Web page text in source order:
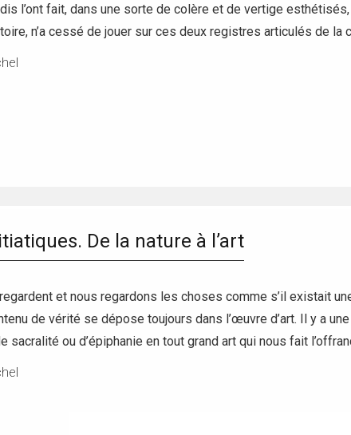
l’ont fait, dans une sorte de colère et de vertige
n’a cessé de jouer sur ces deux registres articulés de
De la nature à l’art
et nous regardons les choses comme s’il existait
de vérité se dépose toujours dans l’œuvre d’art. Il y a
sacralité ou d’épiphanie en tout grand art qui nous fait